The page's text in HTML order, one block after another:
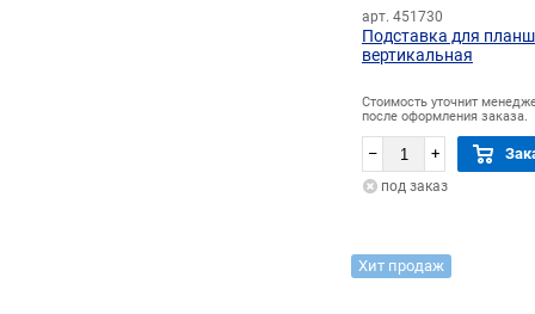
арт. 451730
Подставка для
вертикальная
Стоимость уточнит
после оформления заказа.
– +
под заказ
Хит продаж